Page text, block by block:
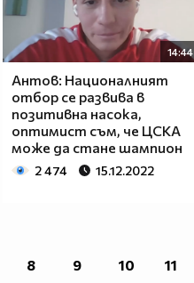
14:44
Антов: Националният
отбор се развива в
позитивна насока,
оптимист съм, че ЦСКА
може да стане шампион
2 474 15.12.2022
8 9 10 11